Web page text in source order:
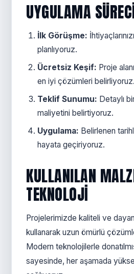
UYGULAMA
İlk Görüşme:
planlıyoruz.
Ücretsiz Keşif: Proje
en iyi çözümleri belirliyoruz.
Teklif Sunumu: Detaylı
maliyetini belirtiyoruz.
Uygulama: Belirlenen
hayata geçiriyoruz.
KULLANILAN
TEKNOLOJI
Projelerimizde kaliteli ve
kullanarak uzun ömürlü
Modern teknolojilerle
sayesinde, her aşamada